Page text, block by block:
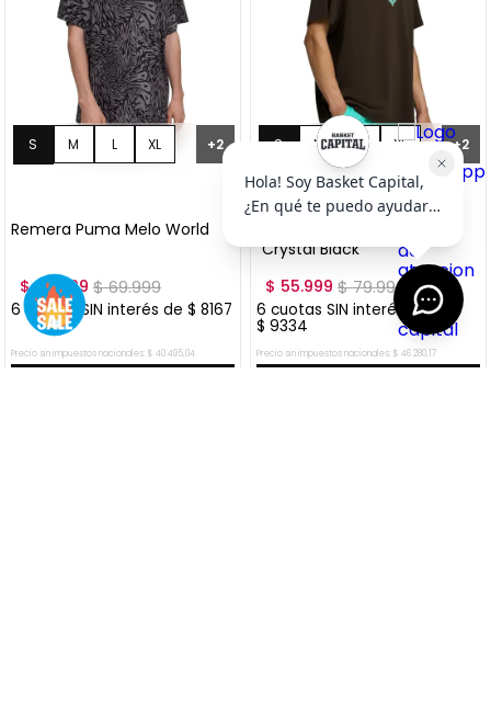
S M L XL +2
Remera Puma Melo World
$ 48.999 $69.999
6cuotas SIN interés de $ 8167
Precio sin impuestos nacionales: $ 40.495,04
S M L XL
XXL
+2
"Crystal Black"
$ 55.999 $79.999
6 cuotas SIN interés de
$ 9334
Precio sin impuestos nacionales: $ 46.280,17